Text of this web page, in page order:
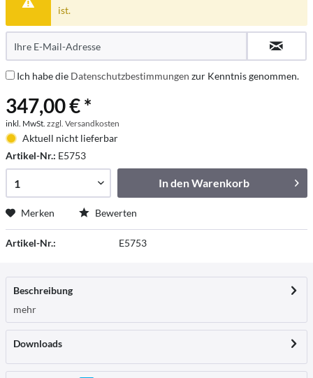
ist.
Ich habe die Datenschutzbestimmungen zur Kenntnis genommen.
347,00 € *
inkl. MwSt. zzgl. Versandkosten
Aktuell nicht lieferbar
Artikel-Nr.: E5753
In denWarenkorb
Merken Bewerten
Artikel-Nr.: E5753
Beschreibung
mehr
Downloads